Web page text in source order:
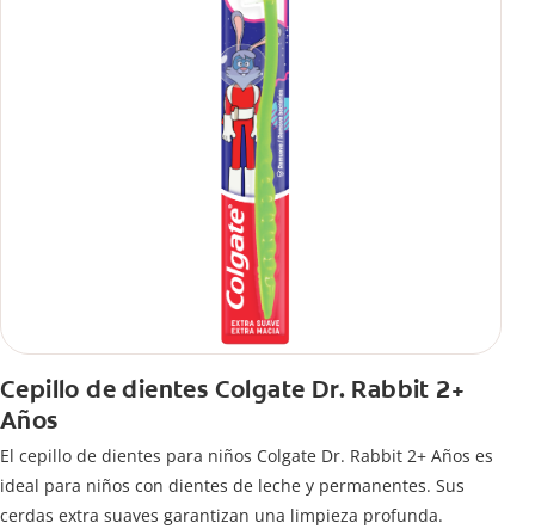
Cepillo de dientes Colgate Dr. Rabbit 2+
Años
El cepillo de dientes para niños Colgate Dr. Rabbit 2+ Años es
ideal para niños con dientes de leche y permanentes. Sus
cerdas extra suaves garantizan una limpieza profunda.